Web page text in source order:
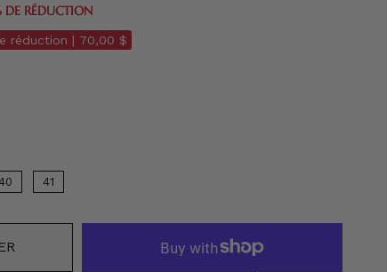
DE RÉDUCTION
réduction | 70,00 $
41